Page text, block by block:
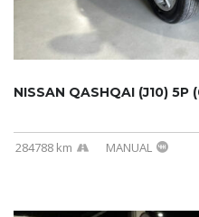
NISSAN QASHQAI (J10) 5P
284788 km MANUAL